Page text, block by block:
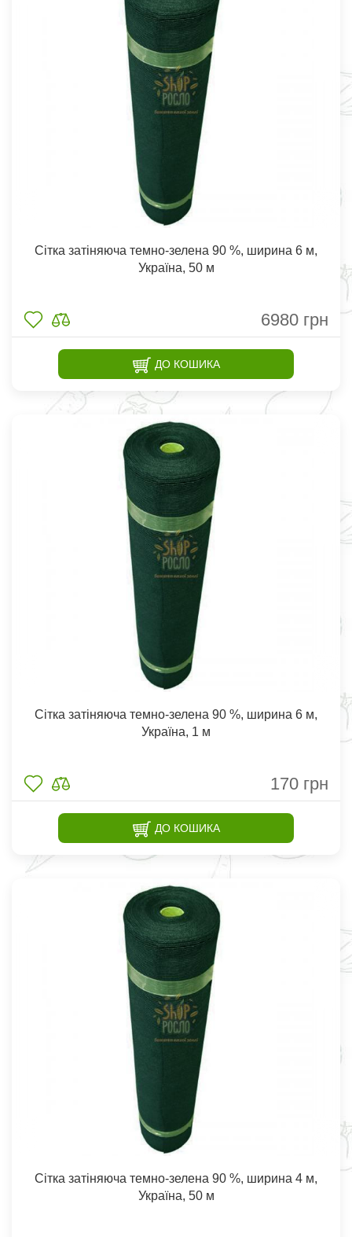
Сітка затіняюча темно-зелена 90 %, ширина 6 м,
Україна, 50 м
6980 грн
ДО КОШИКА
Сітка затіняюча темно-зелена 90 %, ширина 6 м,
Україна, 1 м
170 грн
ДО КОШИКА
Сітка затіняюча темно-зелена 90 %, ширина 4 м,
Україна, 50 м